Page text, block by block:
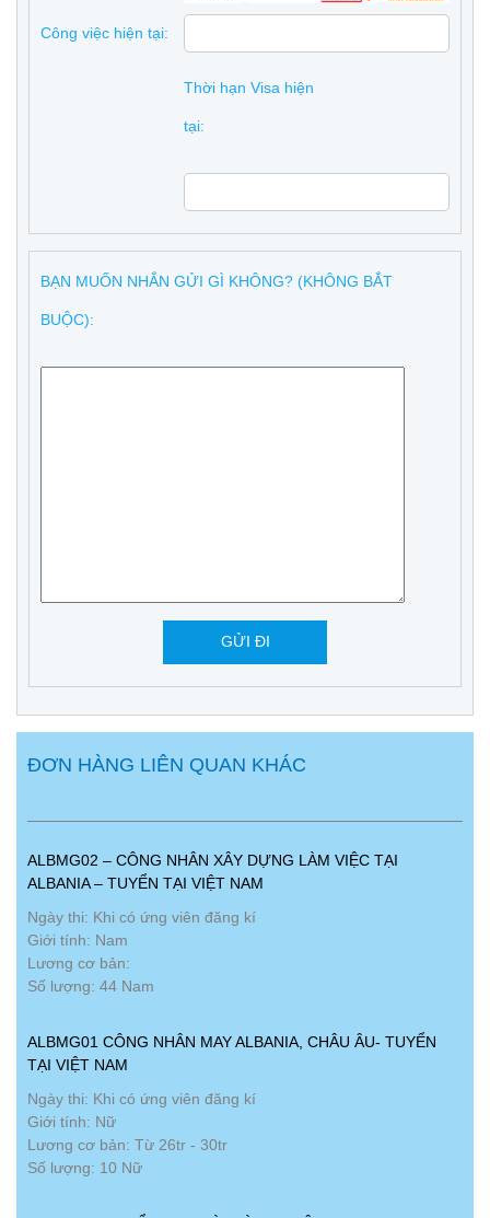
Công việc hiện tại:
Thời hạn Visa hiện
tại:
BẠN MUỐN NHẮN GỬI GÌ KHÔNG? (KHÔNG BẮT
BUỘC):
ĐƠN HÀNG LIÊN QUAN KHÁC
ALBMG02 – CÔNG NHÂN XÂY DỰNG LÀM VIỆC TẠI
ALBANIA – TUYỂN TẠI VIỆT NAM
Ngày thi: Khi có ứng viên đăng kí
Giới tính: Nam
Lương cơ bản:
Số lượng: 44 Nam
ALBMG01 CÔNG NHÂN MAY ALBANIA, CHÂU ÂU- TUYỂN
TẠI VIỆT NAM
Ngày thi: Khi có ứng viên đăng kí
Giới tính: Nữ
Lương cơ bản: Từ 26tr - 30tr
Số lượng: 10 Nữ